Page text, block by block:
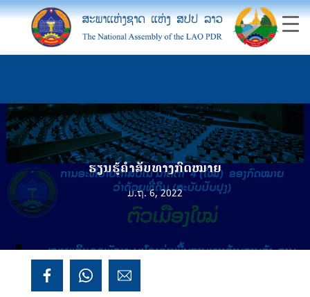
ຮຽນຮູ້ຄຳສັບທາງກົດໝາຍ
ມ.ຖ. 6, 2022